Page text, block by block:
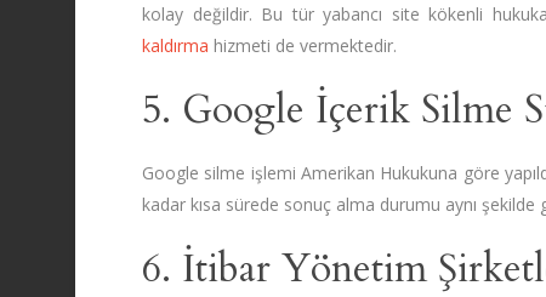
kolay değildir. Bu tür yabancı site kökenli
kaldırma hizmeti de vermektedir.
5. Google İçerik Silme
Google silme işlemi Amerikan Hukukuna göre
kadar kısa sürede sonuç alma durumu aynı
6. İtibar Yönetim